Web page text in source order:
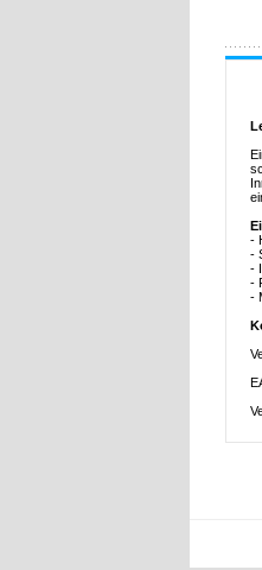
-
-
-
-
-